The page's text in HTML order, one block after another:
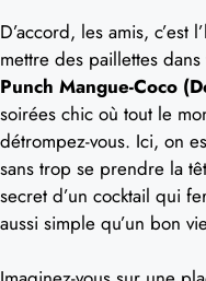
D’accord, les amis,
mettre des paillettes
Punch Mangue-Coco
soirées chic où tout le
détrompez-vous. Ici, on
sans trop se prendre la
secret d’un cocktail qui
aussi simple qu’un bon